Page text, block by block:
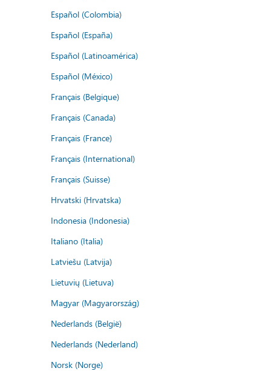
Español (Colombia)
Español (España)
Español (Latinoamérica)
Español (México)
Français (Belgique)
Français (Canada)
Français (France)
Français (International)
Français (Suisse)
Hrvatski (Hrvatska)
Indonesia (Indonesia)
Italiano (Italia)
Latviešu (Latvija)
Lietuvių (Lietuva)
Magyar (Magyarország)
Nederlands (België)
Nederlands (Nederland)
Norsk (Norge)